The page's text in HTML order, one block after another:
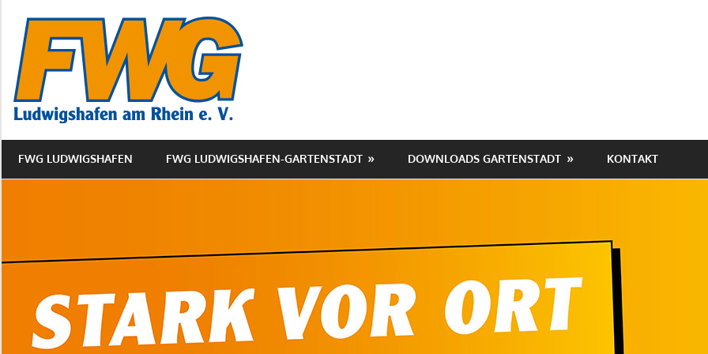
Inhalt
springen
FWG LUDWIGSHAFEN FWG LUDWIGSHAFEN-GARTENSTADT DOWNLOADS GARTENSTADT KONTAKT